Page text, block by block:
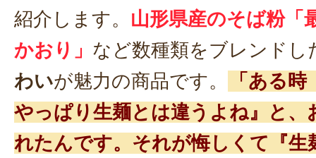
紹介します。 山形県産のそば粉「
かおり」 など数種類をブレンドし
わいが魅力の商品です。
「ある
やっぱり生麺とは違うよね』と、
れたんです。それが悔しくて『生